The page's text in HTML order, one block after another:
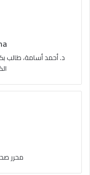
د. أحمد أسامة، طالب
محرر